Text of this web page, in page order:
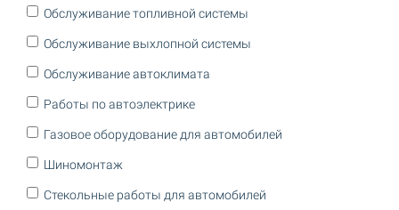
Обслуживание топливной системы
Обслуживание выхлопной системы
Обслуживание автоклимата
Работы по автоэлектрике
Газовое оборудование для автомобилей
Шиномонтаж
Стекольные работы для автомобилей